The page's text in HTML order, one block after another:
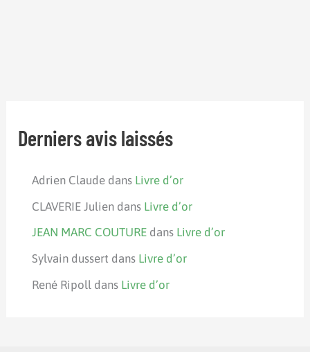
Derniers avis laissés
Adrien Claude dans Livre d’or
CLAVERIE Julien dans Livre d’or
JEAN MARC COUTURE dans Livre d’or
Sylvain dussert dans Livre d’or
René Ripoll dans Livre d’or